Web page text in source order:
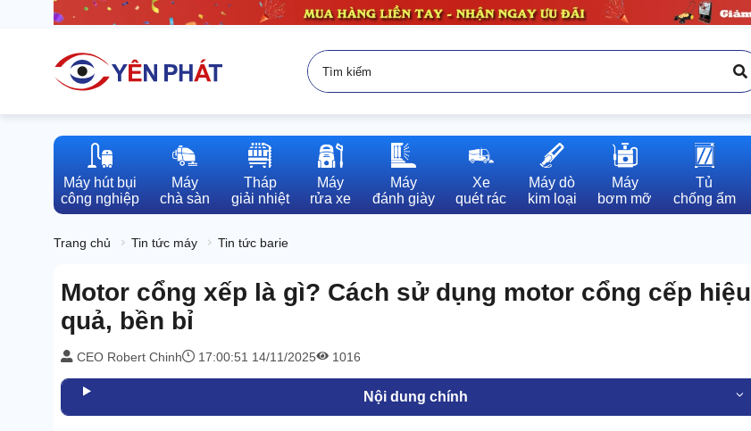
Máy hút bụi
công nghiệp
Máy
chà sàn
Tháp
giải nhiệt
Máy
rửa xe
Máy
đánh giày
Xe
quét rác
Máy dò
kim loại
Máy
bơm mỡ
Tủ
chống ẩm
Trang chủ Tin tức máy Tin tức barie
Motor cổng xếp là gì? Cách sử dụng motor cổng cếp hiệu
quả, bền bỉ
CEO Robert Chinh 17:00:51 14/11/2025 1016
Nội dung chính